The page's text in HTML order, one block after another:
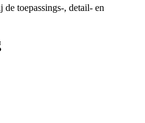
toepassings-, detail- en